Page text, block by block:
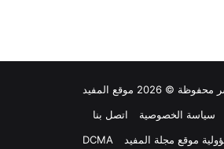
© 2026 موقع المفيد
سياسة الخصوصية
اتصل بنا
موقع مجلة المفيد
DCMA